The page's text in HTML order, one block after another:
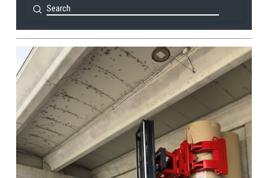
Search
Submit